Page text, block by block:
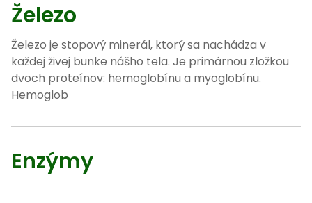
Železo
Železo je stopový minerál, ktorý sa nachádza v
každej živej bunke nášho tela. Je primárnou zložkou
dvoch proteínov: hemoglobínu a myoglobínu.
Hemoglob
Enzýmy